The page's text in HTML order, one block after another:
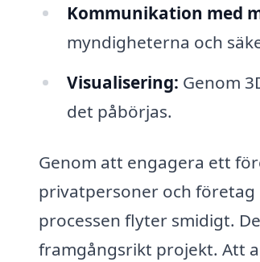
Kommunikation med
myndigheterna och
Visualisering: Genom
det påbörjas.
Genom att engagera ett
privatpersoner och företag
processen flyter smidigt.
framgångsrikt projekt. Att